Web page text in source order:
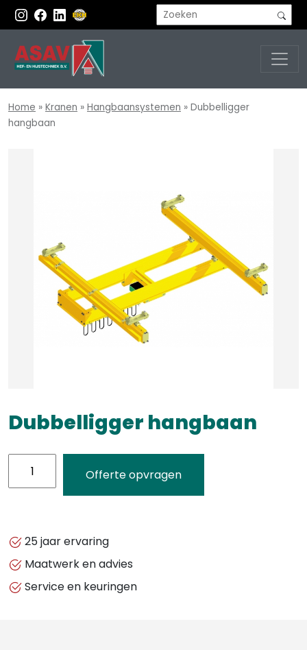
Home » Kranen » Hangbaansystemen » Dubbelligger
hangbaan
Dubbelligger hangbaan
Offerte opvragen
25 jaar ervaring
Maatwerk en advies
Service en keuringen